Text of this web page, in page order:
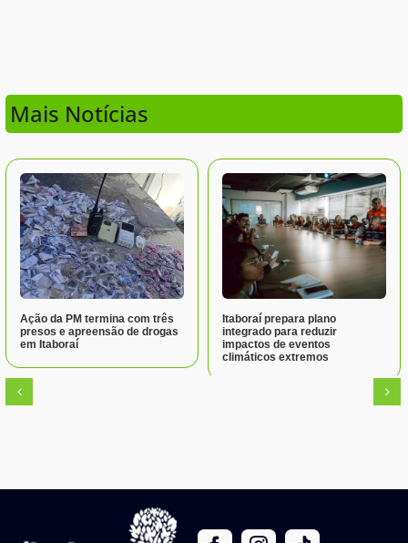
Mais Notícias
Ação da PM termina com três
presos e apreensão de drogas
em Itaboraí
Itaboraí prepara plano
integrado para reduzir
impactos de eventos
climáticos extremos